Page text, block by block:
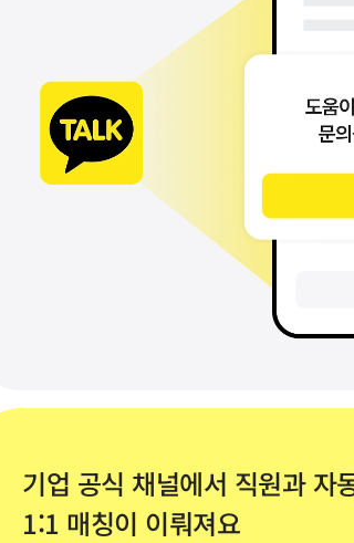
기업 공식 채널에서 직원과 자
1:1 매칭이 이뤄져요